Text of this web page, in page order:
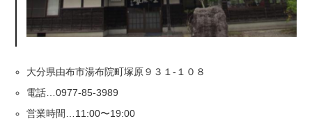
大分県由布市湯布院町塚原９３１-１０８
電話…0977-85-3989
営業時間…11:00〜19:00